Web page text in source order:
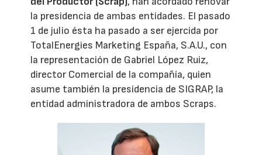
la presidencia de ambas entidades. El pasado
1 de julio ésta ha pasado a ser ejercida por
TotalEnergies Marketing España, S.A.U., con
la representación de Gabriel López Ruiz,
director Comercial de la compañía, quien
asume también la presidencia de SIGRAP, la
entidad administradora de ambos Scraps.